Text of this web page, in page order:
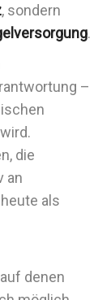
, sondern
.
–
die
an
als
denen